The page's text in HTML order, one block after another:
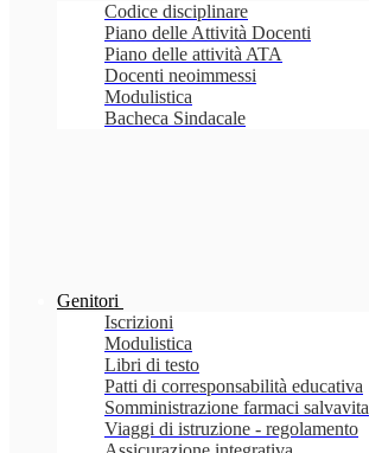
Codice disciplinare
Piano delle Attività Docenti
Piano delle attività ATA
Docenti neoimmessi
Modulistica
Bacheca Sindacale
Genitori
Iscrizioni
Modulistica
Libri di testo
Patti di corresponsabilità educativa
Somministrazione farmaci salvavita
Viaggi di istruzione - regolamento